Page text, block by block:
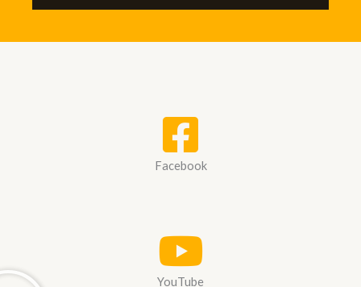
Facebook
YouTube